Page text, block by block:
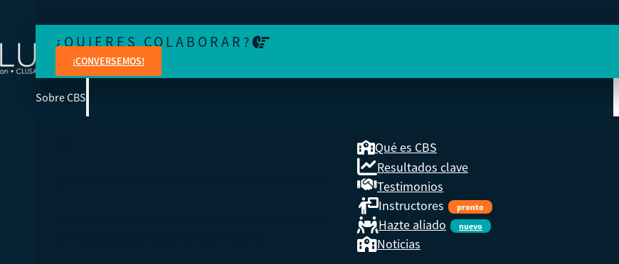
¿QUIERES COLABORAR?
¡CONVERSEMOS!
Sobre CBS
Qué es CBS
Resultados clave
Testimonios
Instructores
pronto
Hazte aliado nuevo
Noticias